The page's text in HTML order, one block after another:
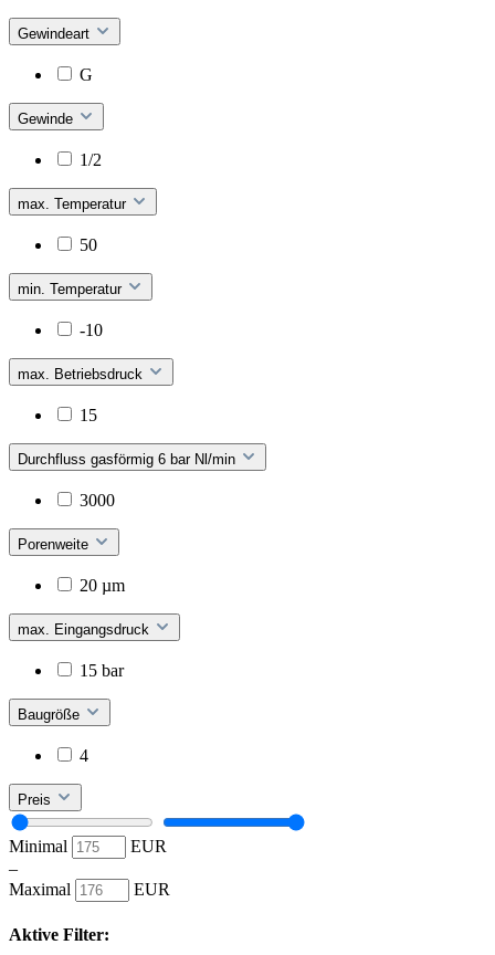
Gewindeart
G
Gewinde
1/2
max. Temperatur
50
min. Temperatur
-10
max. Betriebsdruck
15
Durchfluss gasförmig 6 bar Nl/min
3000
Porenweite
20 µm
max. Eingangsdruck
15 bar
Baugröße
4
Preis
Minimal
EUR
–
Maximal
EUR
Aktive Filter: